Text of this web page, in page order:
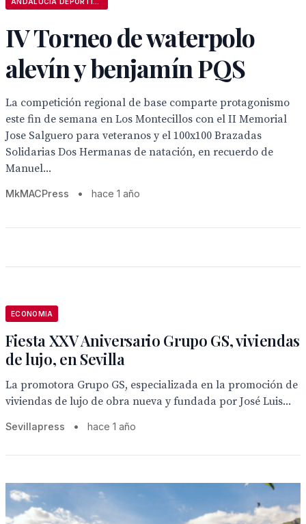
IV Torneo de waterpolo
alevín y benjamín PQS
La competición regional de base comparte protagonismo
este fin de semana en Los Montecillos con el II Memorial
Jose Salguero para veteranos y el 100x100 Brazadas
Solidarias Dos Hermanas de natación, en recuerdo de
Manuel...
MkMACPress • hace 1 año
ECONOMIA
Fiesta XXV Aniversario Grupo GS, viviendas
de lujo, en Sevilla
La promotora Grupo GS, especializada en la promoción de
viviendas de lujo de obra nueva y fundada por José Luis...
Sevillapress • hace 1 año